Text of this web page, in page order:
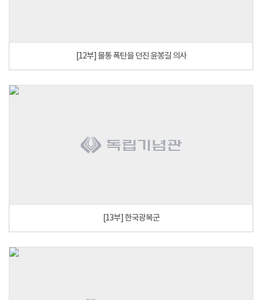
[12부] 물통 폭탄을 던진 윤봉길 의사
[13부] 한국광복군